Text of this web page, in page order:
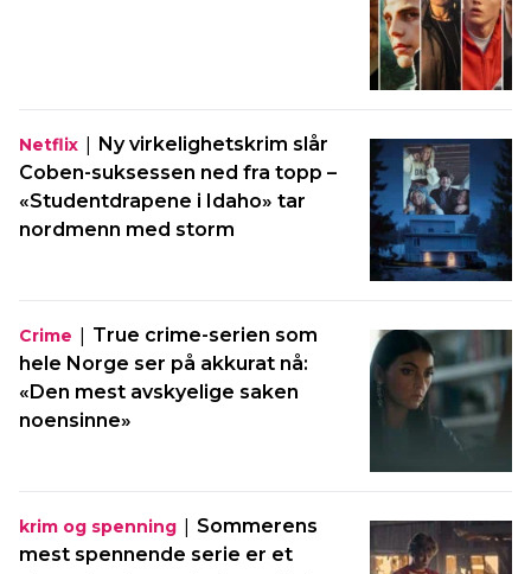
Netflix | Ny virkelighetskrim slår
Coben-suksessen ned fra topp –
«Studentdrapene i Idaho» tar
nordmenn med storm
Crime | True crime-serien som
hele Norge ser på akkurat nå:
«Den mest avskyelige saken
noensinne»
krim og spenning | Sommerens
mest spennende serie er et